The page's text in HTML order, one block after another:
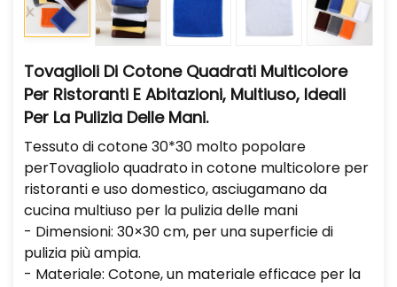
Tovaglioli Di Cotone Quadrati Multicolore
Per Ristoranti E Abitazioni, Multiuso, Ideali
Per La Pulizia Delle Mani.
Tessuto di cotone 30*30 molto popolare
perTovagliolo quadrato in cotone multicolore per
ristoranti e uso domestico, asciugamano da
cucina multiuso per la pulizia delle mani
- Dimensioni: 30×30 cm, per una superficie di
pulizia più ampia.
- Materiale: Cotone, un materiale efficace per la